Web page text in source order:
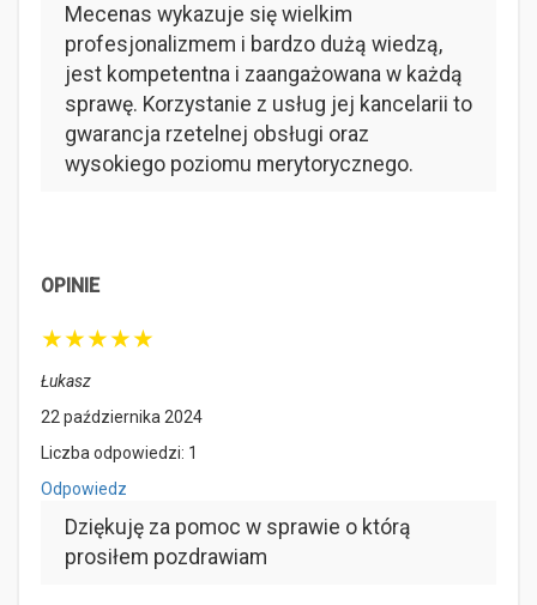
Mecenas wykazuje się wielkim
profesjonalizmem i bardzo dużą wiedzą,
jest kompetentna i zaangażowana w każdą
sprawę. Korzystanie z usług jej kancelarii to
gwarancja rzetelnej obsługi oraz
wysokiego poziomu merytorycznego.
OPINIE
★★★★★
Łukasz
22 października 2024
Liczba odpowiedzi: 1
Odpowiedz
Dziękuję za pomoc w sprawie o którą
prosiłem pozdrawiam